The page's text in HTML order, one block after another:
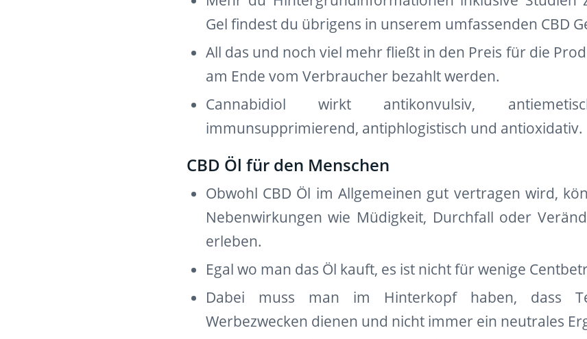
Gel findest du übrigens in unserem umfassenden CBD
All das und noch viel mehr fließt in den Preis für die
am Ende vom Verbraucher bezahlt werden.
Cannabidiol wirkt antikonvulsiv,
immunsupprimierend, antiphlogistisch und antioxidativ.
CBD Öl für den Menschen
Obwohl CBD Öl im Allgemeinen gut vertragen wird,
Nebenwirkungen wie Müdigkeit, Durchfall oder
erleben.
Egal wo man das Öl kauft, es ist nicht für wenige
Dabei muss man im Hinterkopf haben, dass
Werbezwecken dienen und nicht immer ein neutrales